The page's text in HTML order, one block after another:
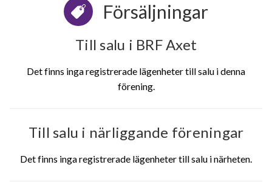
Försäljningar
Till salu i BRF Axet
Det finns inga registrerade lägenheter till salu i denna
förening.
Till salu i närliggande föreningar
Det finns inga registrerade lägenheter till salu i närheten.